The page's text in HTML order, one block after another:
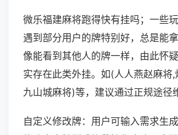
微乐福建麻将跑得快有挂吗；一些
遇到部分用户的牌特别好，总是能
像能看到其他人的牌一样，由此怀
实存在此类外挂。如(人人燕赵麻将
九山城麻将)等，建议通过正规途径
自定义修改牌：用户可输入需求生